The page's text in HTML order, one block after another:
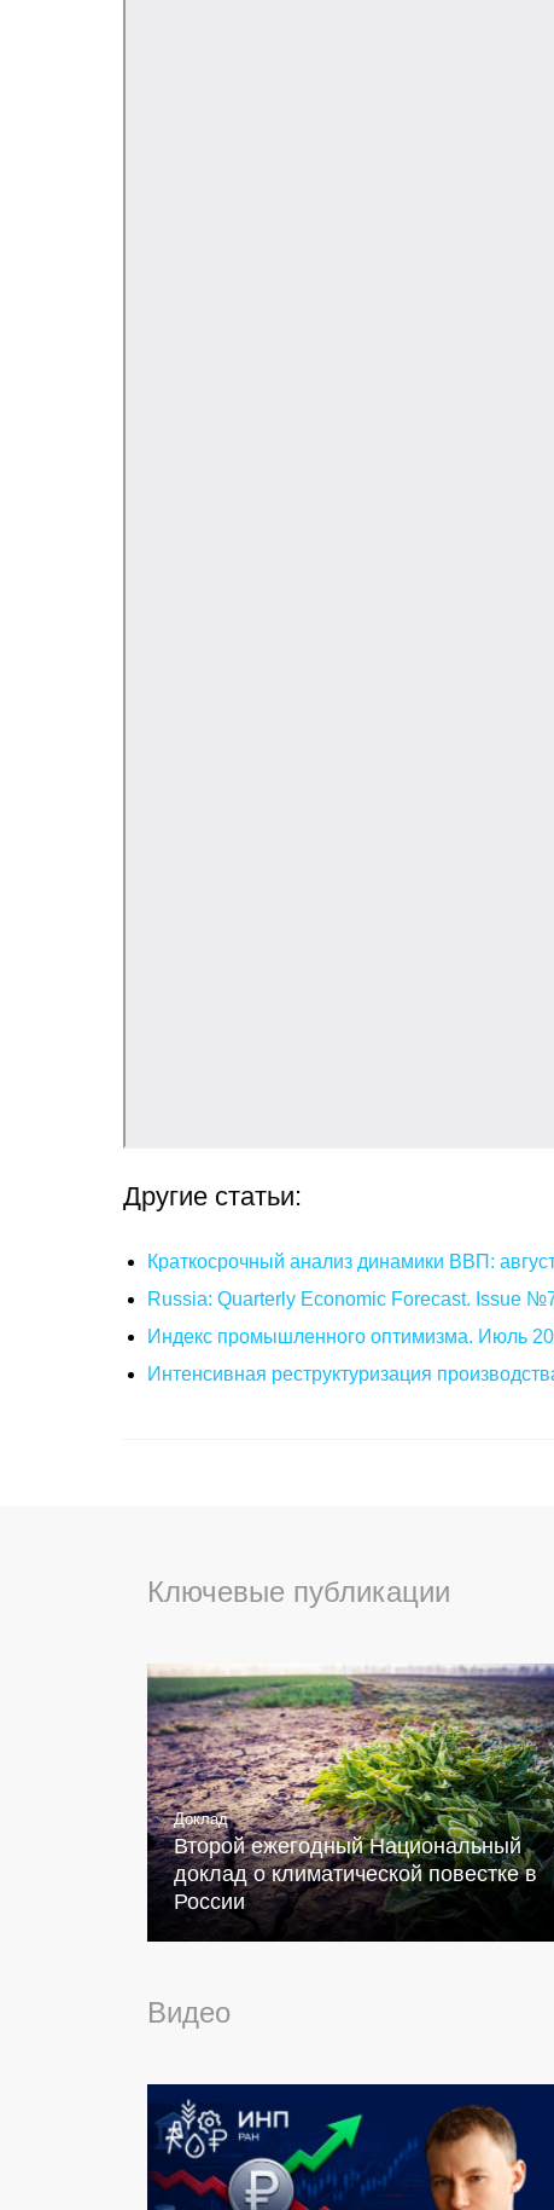
Другие статьи:
Краткосрочный анализ динамики ВВП:
Russia: Quarterly Economic Forecast. Issue
Индекс промышленного оптимизма. Июль
Интенсивная реструктуризация
Ключевые публикации
Доклад
Второй ежегодный Национальный
доклад о климатической повестке в
России
Видео